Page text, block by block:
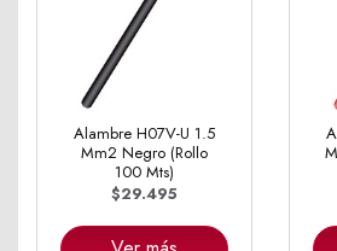
Alambre H07V-U 1.5
Mm2 Negro (Rollo
100 Mts)
$29.495